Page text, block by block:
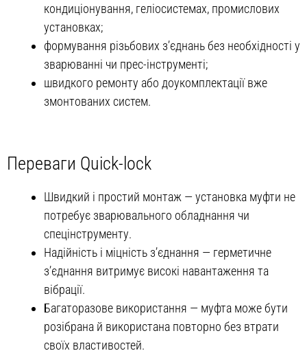
кондиціонування, геліосистемах, промислових
установках;
формування різьбових з’єднань без необхідності у
зварюванні чи прес-інструменті;
швидкого ремонту або доукомплектації вже
змонтованих систем.
Переваги Quick-lock
Швидкий і простий монтаж — установка муфти не
потребує зварювального обладнання чи
спецінструменту.
Надійність і міцність з’єднання — герметичне
з’єднання витримує високі навантаження та
вібрації.
Багаторазове використання — муфта може бути
розібрана й використана повторно без втрати
своїх властивостей.